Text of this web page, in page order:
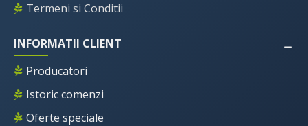
Termeni si Conditii
INFORMATII CLIENT
Producatori
Istoric comenzi
Oferte speciale